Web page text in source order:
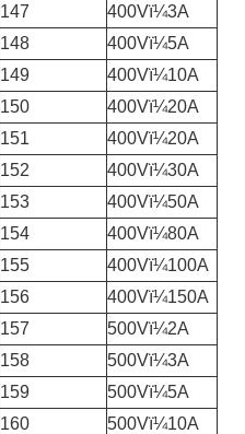
147
400Vï¼3A
148
400Vï¼5A
149
400Vï¼10A
150
400Vï¼20A
151
400Vï¼20A
152
400Vï¼30A
153
400Vï¼50A
154
400Vï¼80A
155
400Vï¼100A
156
400Vï¼150A
157
500Vï¼2A
158
500Vï¼3A
159
500Vï¼5A
160
500Vï¼10A